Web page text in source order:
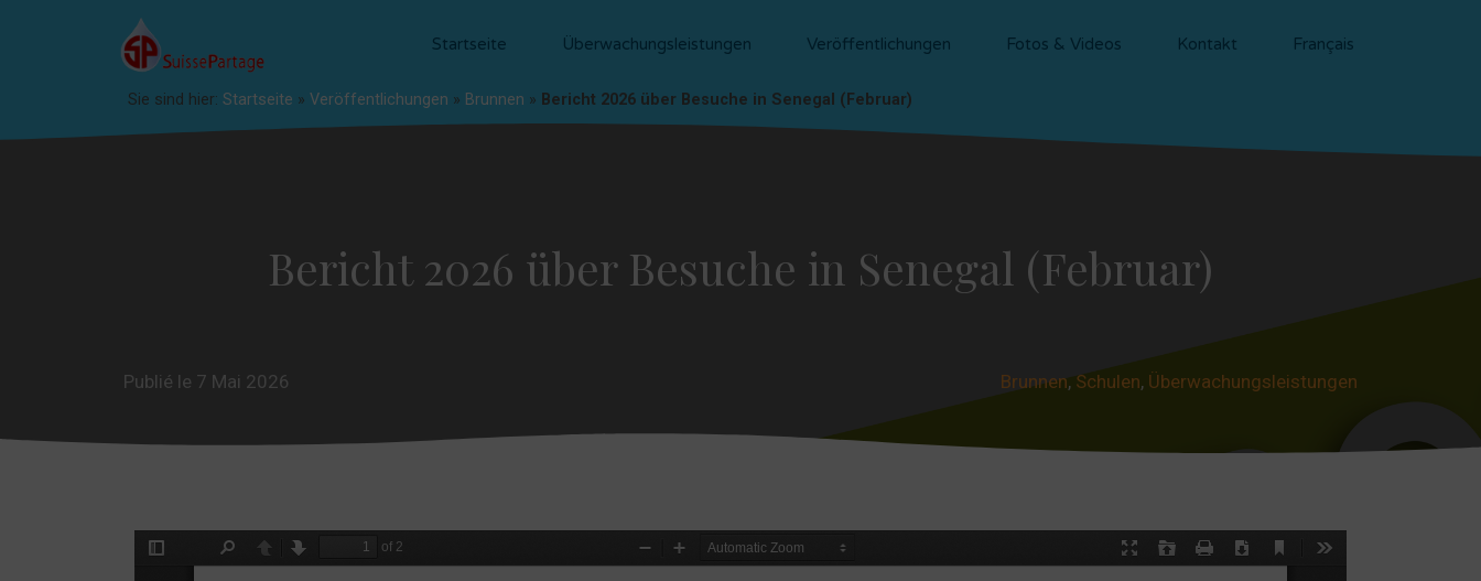
Startseite Überwachungsleistungen Veröffentlichungen Fotos & Videos Kontakt Français
Sie sind hier: Startseite » Veröffentlichungen » Brunnen » Bericht 2026 über Besuche in Senegal (Februar)
Bericht 2026 über Besuche in Senegal (Februar)
Publié le 7 Mai 2026 Brunnen,Schulen, Überwachungsleistungen